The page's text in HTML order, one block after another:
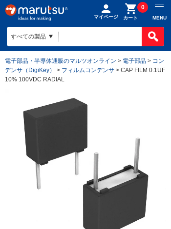
マイページ カート
0
MENU
電子部品・半導体通販のマルツオンライン > 電子部品 > コン
デンサ（DigiKey）
> フィルムコンデンサ > CAP FILM 0.1UF
10% 100VDC RADIAL